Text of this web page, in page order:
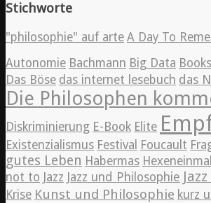
Stichworte
"philosophie" auf arte A Day To
Autonomie Bachmann Big Data
Das Böse das internet lesebuch das
Die Philosophen
Diskriminierung E-Book Elite
Existenzialismus Festival Foucault
gutes Leben Habermas
not to Jazz Jazz und Philosophie
Krise Kunst und Philosophie kurz